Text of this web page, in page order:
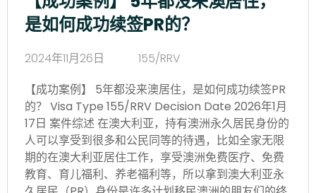
是如何成功续签PR的？
2024年11月26日
155/RRV
【成功案例】 5年都没来澳居住，是如何成功续签PR
的？ Visa Type 155/RRV Decision Date 2026年1月
17日 案件综述 在澳大利亚，持有澳洲永久居民身份的
人可以享受到很多和公民同等的待遇，比如全家无限
期的在澳大利亚居住工作，享受澳洲免费医疗、免费
教育、育儿福利、养老福利等，所以拿到澳大利亚永